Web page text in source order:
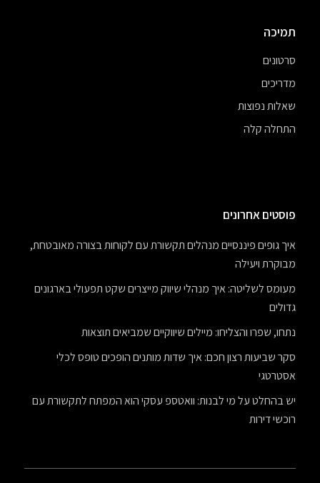
תמיכה
סרטונים
מדריכים
שאלות נפוצות
התחלה קלה
פוסטים אחרונים
איך גופים פיננסיים מנהלים תקשורת עם לקוחות בצורה מאובטחת,
מבוקרת ויעילה
מעומס לשליטה: איך מנהלי שיווק מייצרים שקט תפעולי בארגונים
גדולים
נתחו, שפרו והצליחו: מיילים שיווקיים שמביאים תוצאות
סקר שביעות רצון חכם: איך שדות מותנים הופכים טופס לכלי
אסטרטגי
יש בהחלט על מי לבנות: וואטספ עסקי הוא המפתח לתקשורת עם
רוכשי דירות